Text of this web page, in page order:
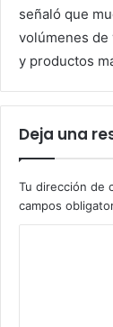
señaló que
volúmenes de
y productos
Deja una
Tu dirección de
campos